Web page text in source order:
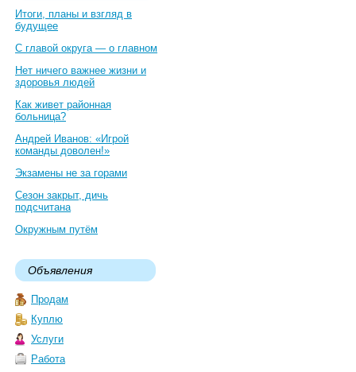
Итоги, планы и взгляд в
будущее
С главой округа — о главном
Нет ничего важнее жизни и
здоровья людей
Как живет районная
больница?
Андрей Иванов: «Игрой
команды доволен!»
Экзамены не за горами
Сезон закрыт, дичь
подсчитана
Окружным путём
Объявления
Продам
Куплю
Услуги
Работа